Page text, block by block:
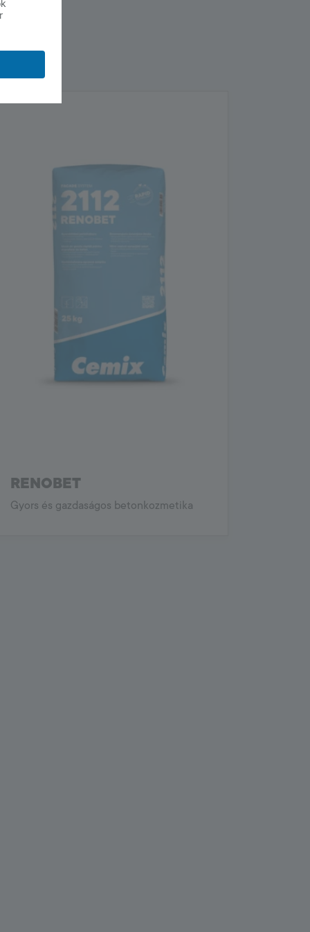
RENOBET
Gyors és gazdaságos betonkozmetika